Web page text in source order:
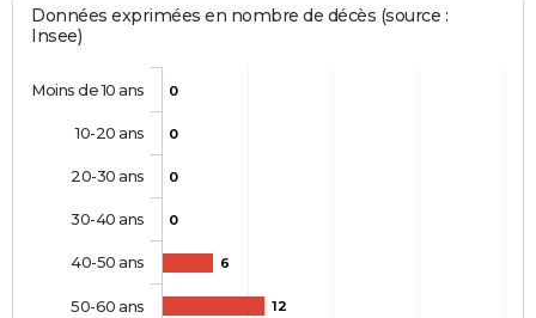
Données exprimées en nombre de décès (source :
Insee)
0
0
0
0
6
12
Moins de 10 ans
10-20 ans
20-30 ans
30-40 ans
40-50 ans
50-60 ans